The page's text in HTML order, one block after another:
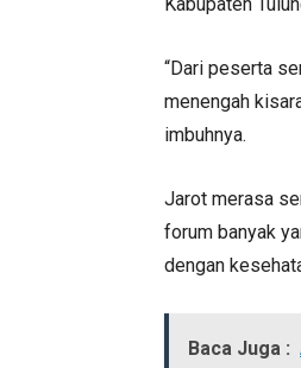
“Dari peserta
menengah
imbuhnya.
Jarot merasa
forum banyak
dengan
Baca Juga :